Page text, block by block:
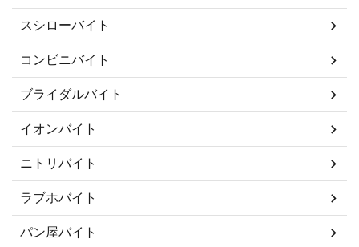
スシローバイト
コンビニバイト
ブライダルバイト
イオンバイト
ニトリバイト
ラブホバイト
パン屋バイト